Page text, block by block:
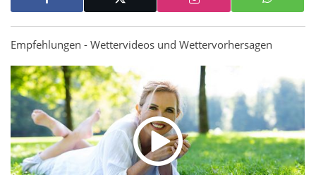
Empfehlungen - Wettervideos und Wettervorhersagen